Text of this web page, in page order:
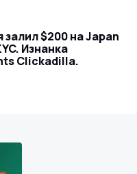
залил $200 на Japan
Изнанка
Clickadilla.